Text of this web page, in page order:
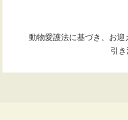
動物愛護法に基づき、お
引